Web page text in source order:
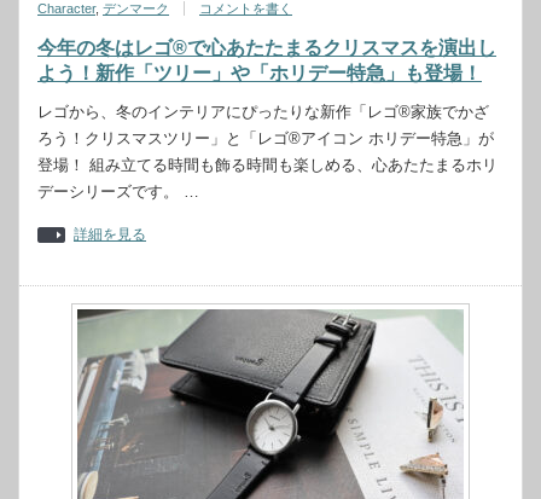
Character, デンマーク コメントを書く
今年の冬はレゴ®で心あたたまるクリスマスを演出し
よう！新作「ツリー」や「ホリデー特急」も登場！
レゴから、冬のインテリアにぴったりな新作「レゴ®家族でかざ
ろう！クリスマスツリー」と「レゴ®アイコン ホリデー特急」が
登場！ 組み立てる時間も飾る時間も楽しめる、心あたたまるホリ
デーシリーズです。 …
詳細を見る